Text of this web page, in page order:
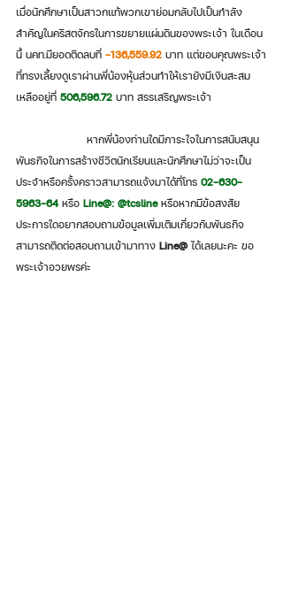
เมื่อนักศึกษาเป็นสาวกแท้พวกเขาย่อมกลับไปเป็นกำลัง
สำคัญในคริสตจักรในการขยายแผ่นดินของพระเจ้า ในเดือน
นี้ นคท.มียอดติดลบที่ -136,559.92 บาท แต่ขอบคุณพระเจ้า
ที่ทรงเลี้ยงดูเราผ่านพี่น้องหุ้นส่วนทำให้เรายังมีเงินสะสม
เหลืออยู่ที่ 506,596.72 บาท สรรเสริญพระเจ้า
พันธกิจในการสร้างชีวิตนักเรียนและนักศึกษาไม่ว่าจะเป็น
ประจำหรือครั้งคราวสามารถแจ้งมาได้ที่โทร 02-630-
5963-64 หรือ Line@: @tcsline หรือหากมีข้อสงสัย
ประการใดอยากสอบถามข้อมูลเพิ่มเติมเกี่ยวกับพันธกิจ
สามารถติดต่อสอบถามเข้ามาทาง Line@ ได้เลยนะคะ ขอ
พระเจ้าอวยพรค่ะ